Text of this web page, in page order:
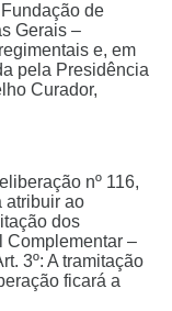
de
Gerais –
e, em
pela Presidência
Curador,
nº 116,
atribuir ao
dos
Complementar –
3º: A tramitação
ficará a